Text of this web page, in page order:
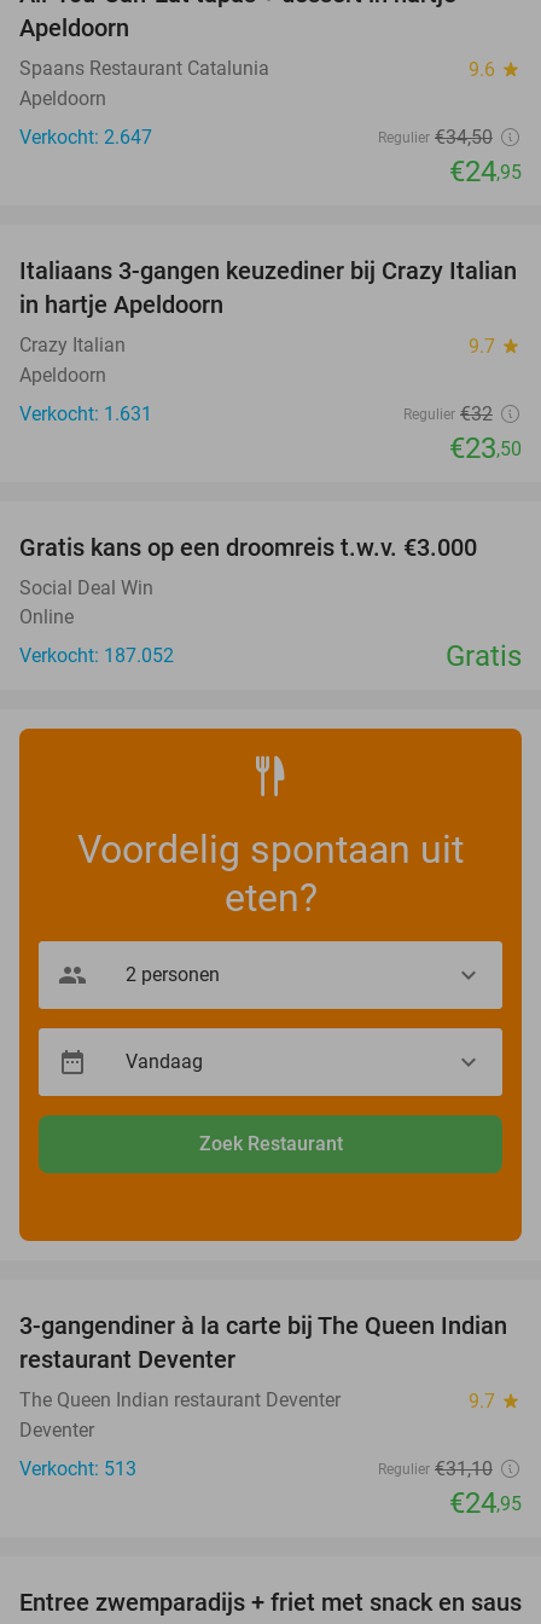
Apeldoorn
Spaans Restaurant Catalunia 9.6 star
Apeldoorn
Verkocht: 2.647
Regulier €34,50
€24,95
27%
Italiaans 3-gangen keuzediner bij Crazy Italian
in hartje Apeldoorn
Crazy Italian 9.7 star
Apeldoorn
Verkocht: 1.631
Regulier €32
€23,50
Gratis kans op een droomreis t.w.v. €3.000
Social Deal Win
Online
Verkocht: 187.052
Gratis
Voordelig spontaan uit
eten?
Zoek Restaurant
20%
3-gangendiner à la carte bij The Queen Indian
restaurant Deventer
The Queen Indian restaurant Deventer 9.7 star
Deventer
Verkocht: 513
Regulier €31,10
€24,95
20%
Entree zwemparadijs + friet met snack en saus